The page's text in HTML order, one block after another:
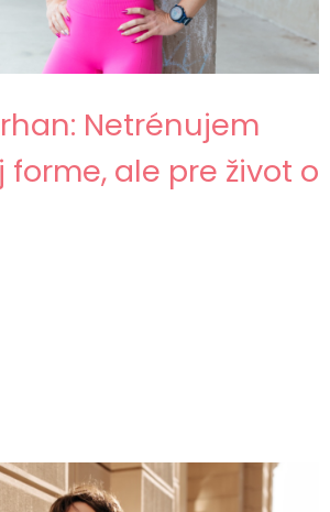
Netrénujem
forme, ale pre život o